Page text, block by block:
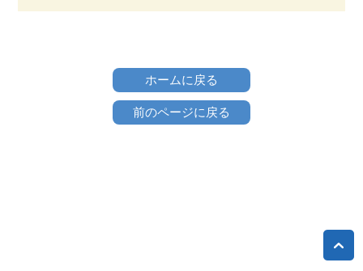
ホームに戻る
前のページに戻る